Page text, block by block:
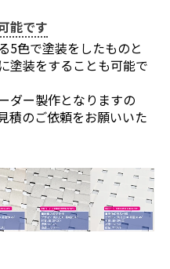
カートへ進む
能です
5色で塗装をしたものと
塗装をすることも可能で
ダー製作となりますの
積のご依頼をお願いいた